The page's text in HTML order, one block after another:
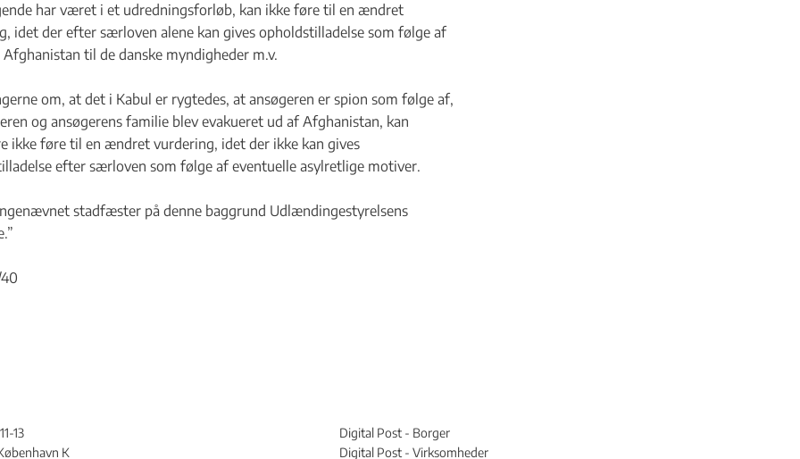
har været i et udredningsforløb, kan ikke føre til en ændret
idet der efter særloven alene kan gives opholdstilladelse som følge af
Afghanistan til de danske myndigheder m.v.
om, at det i Kabul er rygtedes, at ansøgeren er spion som følge af,
og ansøgerens familie blev evakueret ud af Afghanistan, kan
ikke føre til en ændret vurdering, idet der ikke kan gives
efter særloven som følge af eventuelle asylretlige motiver.
stadfæster på denne baggrund Udlændingestyrelsens
13
K
Digital Post - Borger
Digital Post - Virksomheder